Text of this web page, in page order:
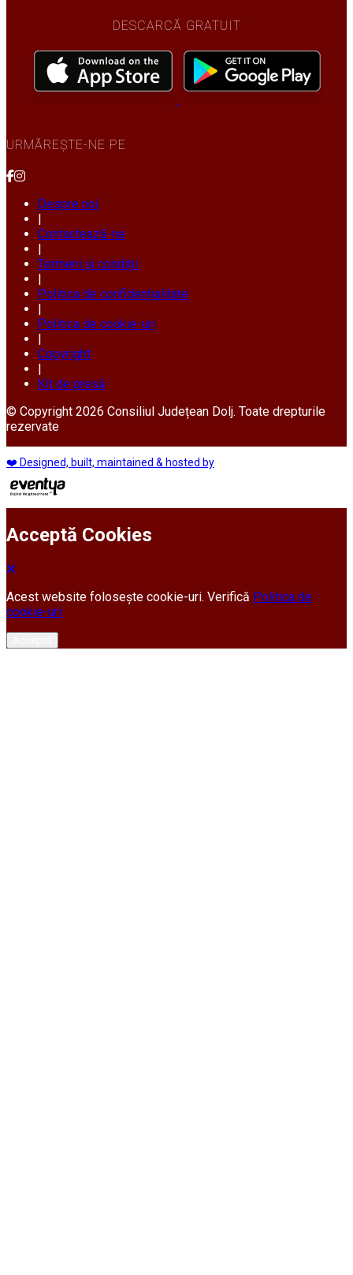
DESCARCĂ GRATUIT
URMĂREȘTE-NE PE
Despre noi
|
Contactează-ne
|
Termeni și condiții
|
Politica de confidențialitate
|
Politica de cookie-uri
|
Copyright
|
Kit de presă
© Copyright 2026 Consiliul Județean Dolj. Toate drepturile
rezervate
❤️ Designed, built, maintained & hosted by
Acceptă Cookies
Acest website folosește cookie-uri. Verifică Politica de
cookie-uri